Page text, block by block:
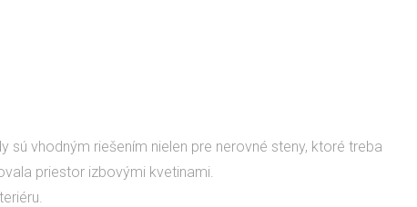
vhodným riešením nielen pre nerovné steny, ktoré treba
priestor izbovými kvetinami.